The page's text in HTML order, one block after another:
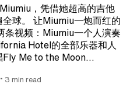
，凭借她超高的吉他
球。 让Miumiu一炮而红的
视频：Miumiu一个人演奏
Hotel的全部乐器和人
Fly Me to the Moon…
• 3 min read